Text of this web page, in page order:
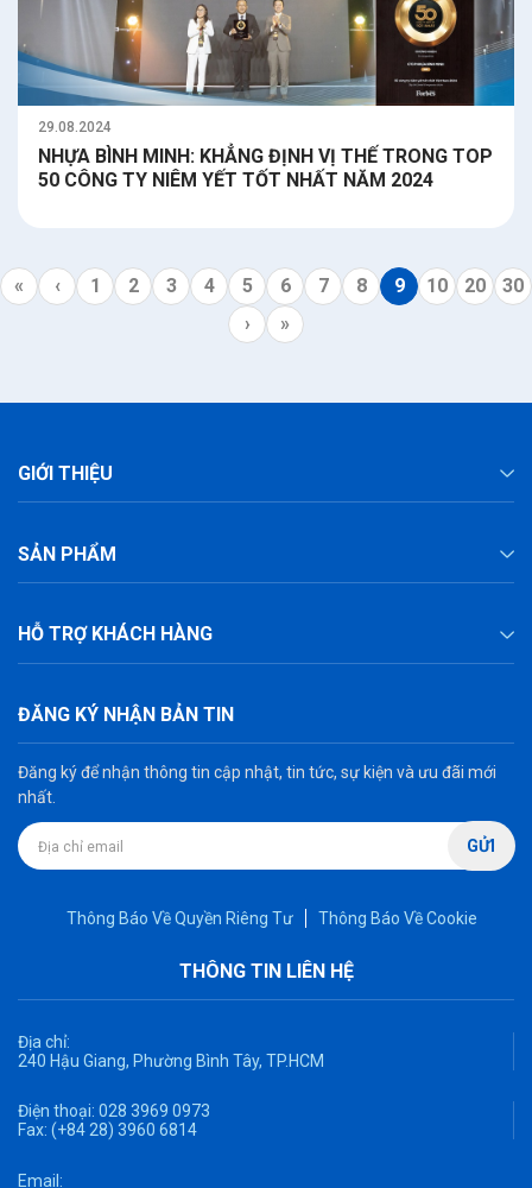
29.08.2024
NHỰA BÌNH MINH: KHẲNG ĐỊNH VỊ THẾ TRONG TOP
50 CÔNG TY NIÊM YẾT TỐT NHẤT NĂM 2024
« ‹ 1 2 3 4 5 6 7 8 9 10 20
30
›
»
GIỚI THIỆU
SẢN PHẨM
HỖ TRỢ KHÁCH HÀNG
ĐĂNG KÝ NHẬN BẢN TIN
Đăng ký để nhận thông tin cập nhật, tin tức, sự kiện và ưu đãi mới
nhất.
GỬI
THÔNG TIN LIÊN HỆ
Thông Báo Về Quyền Riêng Tư Thông Báo Về Cookie
Địa chỉ:
240 Hậu Giang, Phường Bình Tây, TP.HCM
Điện thoại: 028 3969 0973
Fax: (+84 28) 3960 6814
Email: